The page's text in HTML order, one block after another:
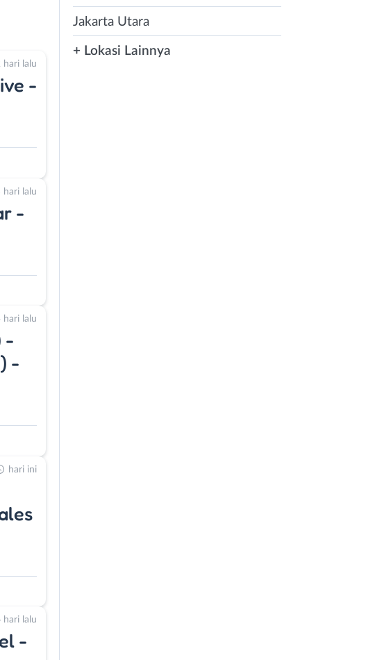
-
hari lalu
-
hari lalu
-
-
hari lalu
hari ini
-
hari lalu
Jakarta Utara
+ Lokasi Lainnya